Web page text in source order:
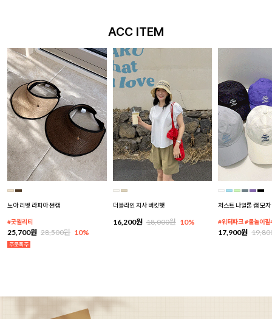
ACC ITEM
노아 리벳 라피아 썬캡
#굿퀄리티
25,700원 28,500원 10%
더블라인 지사 버킷햇
16,200원 18,000원 10%
저스트 나일론 캡 모자
#워터파크 #물놀이필
17,900원